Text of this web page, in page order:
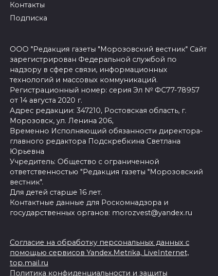
Контакты
Подписка
ООО "Редакция газеты "Морозовский вестник" Сайт
зарегистрирован Федеральной службой по
надзору в сфере связи, информационных
технологий и массовых коммуникаций.
Регистрационный номер: серия Эл № ФС77-78957
от 14 августа 2020 г.
Адрес редакции: 347210, Ростовская область, г.
Морозовск, ул. Ленина 206,
Временно Исполняющий обязанности директора-
главного редактора Подскребкина Светлана
Юрьевна
Учредитель: Общество с ограниченной
ответственностью "Редакция газеты "Морозовский
вестник".
Для детей старше 16 лет.
Контактные данные для Роскомнадзора и
государственных органов: morozvest@yandex.ru
Согласие на обработку персональных данных с
помощью сервисов Yandex.Metrika, LiveInternet,
top.mail.ru
Политика конфиденциальности и защиты